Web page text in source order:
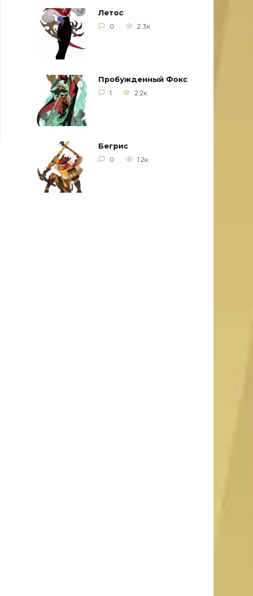
Летос
0 2.3к.
Пробужденный Фокс
1 2.2к.
Бегрис
0 1.2к.